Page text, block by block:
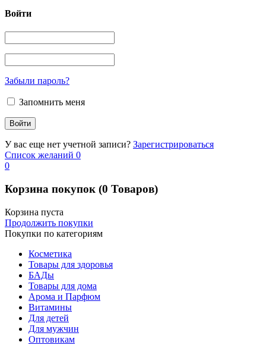
Войти
Забыли пароль?
Запомнить меня
У вас еще нет учетной записи? Зарегистрироваться
Список желаний 0
0
Корзина покупок (0 Товаров)
Корзина пуста
Продолжить покупки
Покупки по категориям
Косметика
Товары для здоровья
БАДы
Товары для дома
Арома и Парфюм
Витамины
Для детей
Для мужчин
Оптовикам